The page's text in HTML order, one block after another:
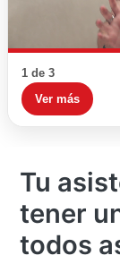
1 de 3
Ver más
Tu
tener
todos